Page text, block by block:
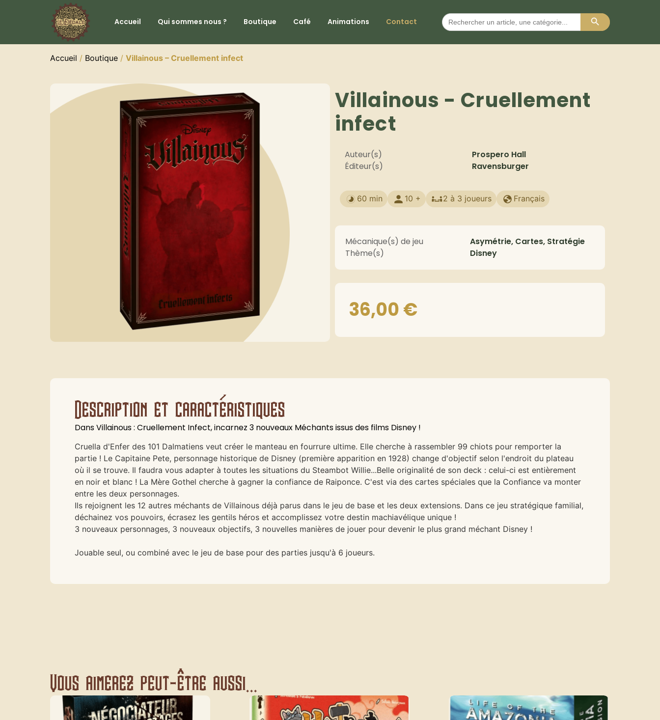
Accueil Qui sommes nous ? Boutique Café Animations Contact
Search
for:
Search Button
Accueil / Boutique / Villainous – Cruellement infect
Villainous - Cruellement
infect
Auteur(s)
Prospero Hall
Éditeur(s)
Ravensburger
60 min 10 + 2 à 3 joueurs Français
Mécanique(s) de jeu
Asymétrie, Cartes, Stratégie
Thème(s)
Disney
36,00€
Description et caractéristiques
Dans Villainous : Cruellement Infect, incarnez 3 nouveaux Méchants issus des films Disney !
Cruella d'Enfer des 101 Dalmatiens veut créer le manteau en fourrure ultime. Elle cherche à rassembler 99 chiots pour remporter la
partie ! Le Capitaine Pete, personnage historique de Disney (première apparition en 1928) change d'objectif selon l'endroit du plateau
où il se trouve. Il faudra vous adapter à toutes les situations du Steambot Willie...Belle originalité de son deck : celui-ci est entièrement
en noir et blanc ! La Mère Gothel cherche à gagner la confiance de Raiponce. C'est via des cartes spéciales que la Confiance va monter
entre les deux personnages.
Ils rejoignent les 12 autres méchants de Villainous déjà parus dans le jeu de base et les deux extensions. Dans ce jeu stratégique familial,
déchainez vos pouvoirs, écrasez les gentils héros et accomplissez votre destin machiavélique unique !
3 nouveaux personnages, 3 nouveaux objectifs, 3 nouvelles manières de jouer pour devenir le plus grand méchant Disney !
Jouable seul, ou combiné avec le jeu de base pour des parties jusqu'à 6 joueurs.
Vous aimerez peut-être aussi...